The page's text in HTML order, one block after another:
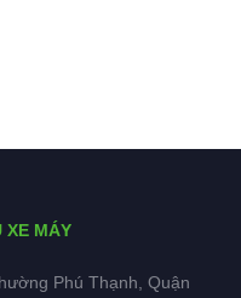
XE MÁY
Phú Thạnh, Quận